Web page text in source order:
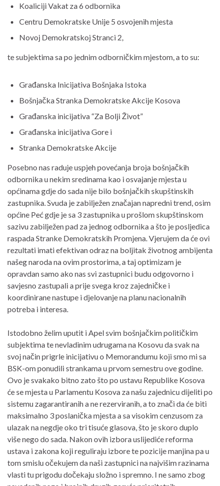
Koaliciji Vakat za 6 odbornika
Centru Demokratske Unije 5 osvojenih mjesta
Novoj Demokratskoj Stranci 2,
te subjektima sa po jednim odborničkim mjestom, a to su:
Građanska Inicijativa Bošnjaka Istoka
Bošnjačka Stranka Demokratske Akcije Kosova
Građanska inicijativa “Za Bolji Život”
Građanska inicijativa Gore i
Stranka Demokratske Akcije
Posebno nas raduje uspjeh povećanja broja bošnjačkih
odbornika u nekim sredinama kao i osvajanje mjesta u
općinama gdje do sada nije bilo bošnjačkih skupštinskih
zastupnika. Svuda je zabilježen značajan napredni trend, osim
općine Peć gdje je sa 3 zastupnika u prošlom skupštinskom
sazivu zabilježen pad za jednog odbornika a što je posljedica
raspada Stranke Demokratskih Promjena. Vjerujem da će ovi
rezultati imati efektivan odraz na boljitak životnog ambijenta
našeg naroda na ovim prostorima, a taj optimizam je
opravdan samo ako nas svi zastupnici budu odgovorno i
savjesno zastupali a prije svega kroz zajedničke i
koordinirane nastupe i djelovanje na planu nacionalnih
potreba i interesa.
Istodobno želim uputit i Apel svim bošnjačkim političkim
subjektima te nevladinim udrugama na Kosovu da svak na
svoj način prigrle inicijativu o Memorandumu koji smo mi sa
BSK-om ponudili strankama u prvom semestru ove godine.
Ovo je svakako bitno zato što po ustavu Republike Kosova
će se mjesta u Parlamentu Kosova za našu zajednicu dijeliti po
sistemu zagarantiranih a ne rezerviranih, a to znači da će biti
maksimalno 3 poslanička mjesta a sa visokim cenzusom za
ulazak na negdje oko tri tisuće glasova, što je skoro duplo
više nego do sada. Nakon ovih izbora uslijediće reforma
ustava i zakona koji reguliraju izbore te pozicije manjina pa u
tom smislu očekujem da naši zastupnici na najvišim razinama
vlasti tu prigodu dočekaju složno i spremno. I ne samo zbog